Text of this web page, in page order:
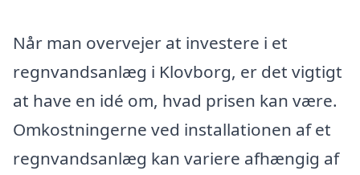
Når man overvejer at investere i et
regnvandsanlæg i Klovborg, er det vigtigt
at have en idé om, hvad prisen kan være.
Omkostningerne ved installationen af et
regnvandsanlæg kan variere afhængig af